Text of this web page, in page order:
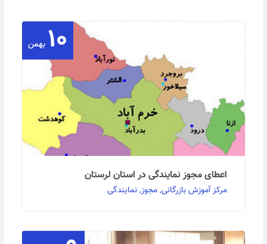
۱۰ بهمن
اعطای مجوز نمایندگی در استان لرستان
مرکز آموزش بازرگانی, مجوز, نمایندگی
اعطای مجوز نمایندگی در استان لرستان به گزارش روابط